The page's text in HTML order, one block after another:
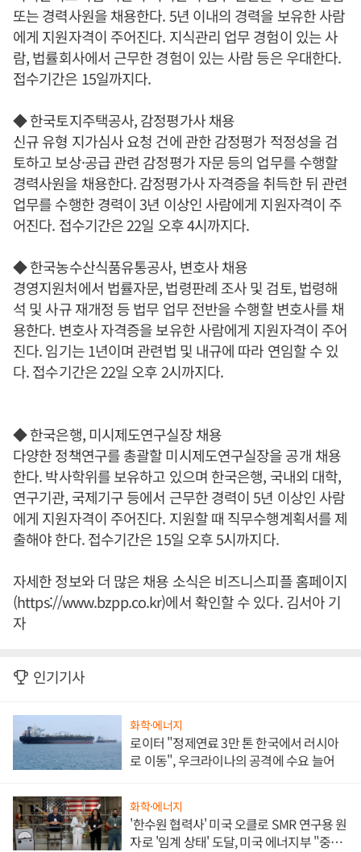
또는 경력사원을 채용한다. 5년 이내의 경력을 보유한 사람
에게 지원자격이 주어진다. 지식관리 업무 경험이 있는 사
람, 법률회사에서 근무한 경험이 있는 사람 등은 우대한다.
접수기간은 15일까지다.
◆ 한국토지주택공사, 감정평가사 채용
신규 유형 지가심사 요청 건에 관한 감정평가 적정성을 검
토하고 보상·공급 관련 감정평가 자문 등의 업무를 수행할
경력사원을 채용한다. 감정평가사 자격증을 취득한 뒤 관련
업무를 수행한 경력이 3년 이상인 사람에게 지원자격이 주
어진다. 접수기간은 22일 오후 4시까지다.
◆ 한국농수산식품유통공사, 변호사 채용
경영지원처에서 법률자문, 법령판례 조사 및 검토, 법령해
석 및 사규 재개정 등 법무 업무 전반을 수행할 변호사를 채
용한다. 변호사 자격증을 보유한 사람에게 지원자격이 주어
진다. 임기는 1년이며 관련법 및 내규에 따라 연임할 수 있
다. 접수기간은 22일 오후 2시까지다.
◆ 한국은행, 미시제도연구실장 채용
다양한 정책연구를 총괄할 미시제도연구실장을 공개 채용
한다. 박사학위를 보유하고 있으며 한국은행, 국내외 대학,
연구기관, 국제기구 등에서 근무한 경력이 5년 이상인 사람
에게 지원자격이 주어진다. 지원할 때 직무수행계획서를 제
출해야 한다. 접수기간은 15일 오후 5시까지다.
자세한 정보와 더 많은 채용 소식은 비즈니스피플 홈페이지
(https://www.bzpp.co.kr)에서 확인할 수 있다. 김서아 기
자
인기기사
화학·에너지
로이터 "정제연료 3만 톤 한국에서 러시아
로 이동", 우크라이나의 공격에 수요 늘어
화학·에너지
'한수원 협력사' 미국 오클로 SMR 연구용 원
자로 '임계 상태' 도달, 미국 에너지부 "중요